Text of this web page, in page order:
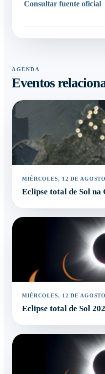
Consultar fuente oficial
AGENDA
Eventos
MIÉRCOLES, 12 DE
Eclipse total de Sol na
MIÉRCOLES, 12 DE
Eclipse total de Sol